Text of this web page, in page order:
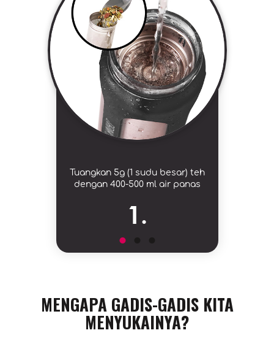
Tuangkan 5g (1 sudu besar) teh
dengan 400-500 ml air panas
1.
MENGAPA GADIS-GADIS KITA
MENYUKAINYA?